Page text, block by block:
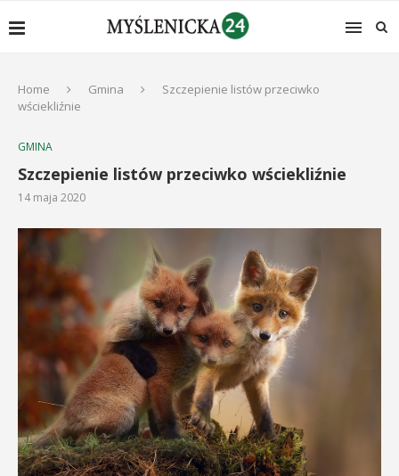
Home Gmina
Szczepienie listów przeciwko
wściekliźnie
GMINA
Szczepienie listów przeciwko wściekliźnie
14 maja 2020